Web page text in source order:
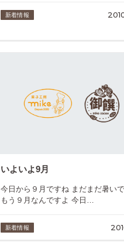
新着情報
いよいよ9月
今日から９月ですね まだまだ暑い
もう９月なんですよ 今日…
新着情報